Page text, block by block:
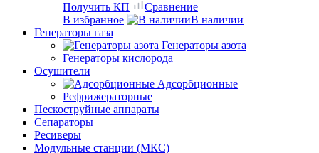
Получить КП
Сравнение
В избранное
В наличии
Генераторы газа
Генераторы азота
Генераторы кислорода
Осушители
Адсорбционные
Рефрижераторные
Пескоструйные аппараты
Сепараторы
Ресиверы
Модульные станции (МКС)